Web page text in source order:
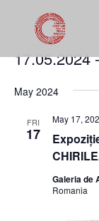
Events
17.05.2024
date.
May 2024
FRI
17
May 17,
Galeria de
Romania